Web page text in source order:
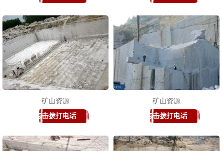
矿山资源
点击拨打电话
矿山资源
点击拨打电话